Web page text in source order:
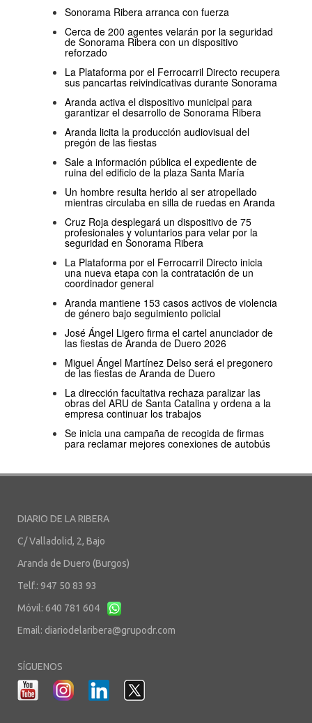
Sonorama Ribera arranca con fuerza
Cerca de 200 agentes velarán por la seguridad
de Sonorama Ribera con un dispositivo
reforzado
La Plataforma por el Ferrocarril Directo recupera
sus pancartas reivindicativas durante Sonorama
Aranda activa el dispositivo municipal para
garantizar el desarrollo de Sonorama Ribera
Aranda licita la producción audiovisual del
pregón de las fiestas
Sale a información pública el expediente de
ruina del edificio de la plaza Santa María
Un hombre resulta herido al ser atropellado
mientras circulaba en silla de ruedas en Aranda
Cruz Roja desplegará un dispositivo de 75
profesionales y voluntarios para velar por la
seguridad en Sonorama Ribera
La Plataforma por el Ferrocarril Directo inicia
una nueva etapa con la contratación de un
coordinador general
Aranda mantiene 153 casos activos de violencia
de género bajo seguimiento policial
José Ángel Ligero firma el cartel anunciador de
las fiestas de Aranda de Duero 2026
Miguel Ángel Martínez Delso será el pregonero
de las fiestas de Aranda de Duero
La dirección facultativa rechaza paralizar las
obras del ARU de Santa Catalina y ordena a la
empresa continuar los trabajos
Se inicia una campaña de recogida de firmas
para reclamar mejores conexiones de autobús
DIARIO DE LA RIBERA
C/ Valladolid, 2, Bajo
Aranda de Duero (Burgos)
Telf.: 947 50 83 93
Móvil: 640 781 604
Email: diariodelaribera@grupodr.com
SÍGUENOS